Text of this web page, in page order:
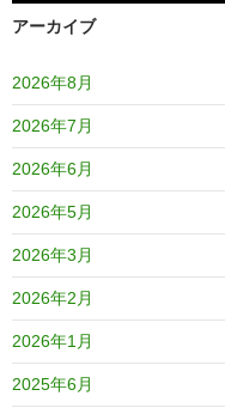
アーカイブ
2026年8月
2026年7月
2026年6月
2026年5月
2026年3月
2026年2月
2026年1月
2025年6月